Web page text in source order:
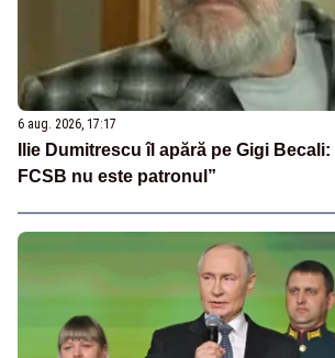
6 aug. 2026, 17:17
Ilie Dumitrescu îl apără pe Gigi
FCSB nu este patronul”